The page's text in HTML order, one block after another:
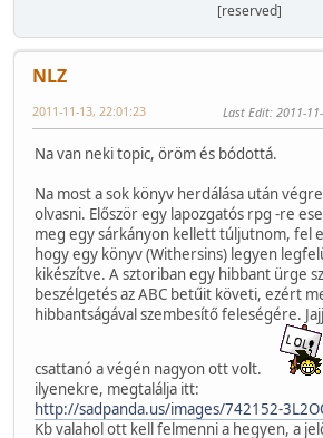
[reserved]
NLZ
2011-11-13, 22:01:23 Last Edit: 2011-
Na van neki topic, öröm és bódottá.
Na most a sok könyv herdálása után
olvasni. Először egy lapozgatós rpg -re
meg egy sárkányon kellett túljutnom, fel
hogy egy könyv (Withersins) legyen
kikészítve. A sztoriban egy hibbant ürge
beszélgetés az ABC betűit követi, ezért
hibbantságával szembesítő feleségére.
csattanó a végén nagyon ott volt.
ilyenekre, megtalálja itt:
http://sadpanda.us/images/742152-
Kb valahol ott kell felmenni a hegyen, a